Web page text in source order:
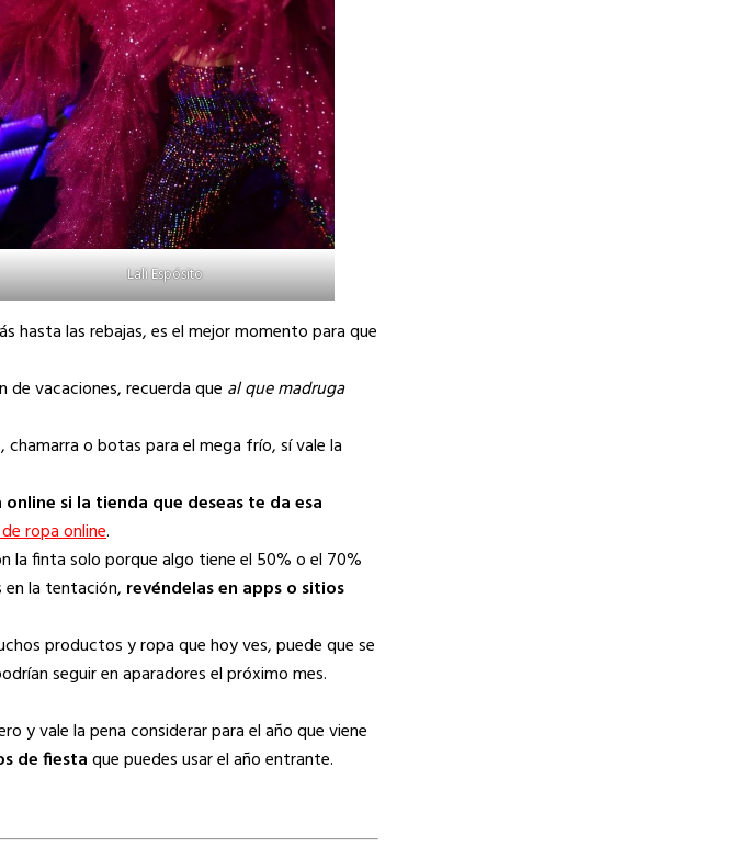
Lali Espósito
hasta las rebajas, es el mejor momento para que
vacaciones, recuerda que al que madruga
chamarra o botas para el mega frío, sí vale la
si la tienda que deseas te da esa
ropa online.
la finta solo porque algo tiene el 50% o el 70%
en la tentación, revéndelas en apps o sitios
productos y ropa que hoy ves, puede que se
seguir en aparadores el próximo mes.
y vale la pena considerar para el año que viene
de fiestaque puedes usar el año entrante.